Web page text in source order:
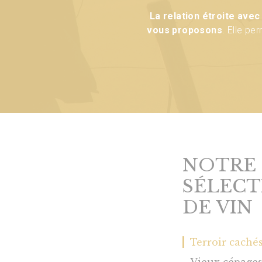
Notre photo : cette
La relation étroite
vous proposons. Elle
Certains vins sont
Attention,
NOTRE
DE VIN
Terroir cachés